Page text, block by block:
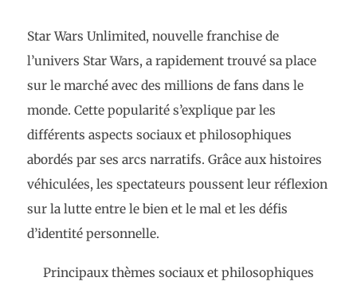
Star Wars Unlimited, nouvelle franchise de
l’univers Star Wars, a rapidement trouvé sa place
sur le marché avec des millions de fans dans le
monde. Cette popularité s’explique par les
différents aspects sociaux et philosophiques
abordés par ses arcs narratifs. Grâce aux histoires
véhiculées, les spectateurs poussent leur réflexion
sur la lutte entre le bien et le mal et les défis
d’identité personnelle.
Principaux thèmes sociaux et philosophiques